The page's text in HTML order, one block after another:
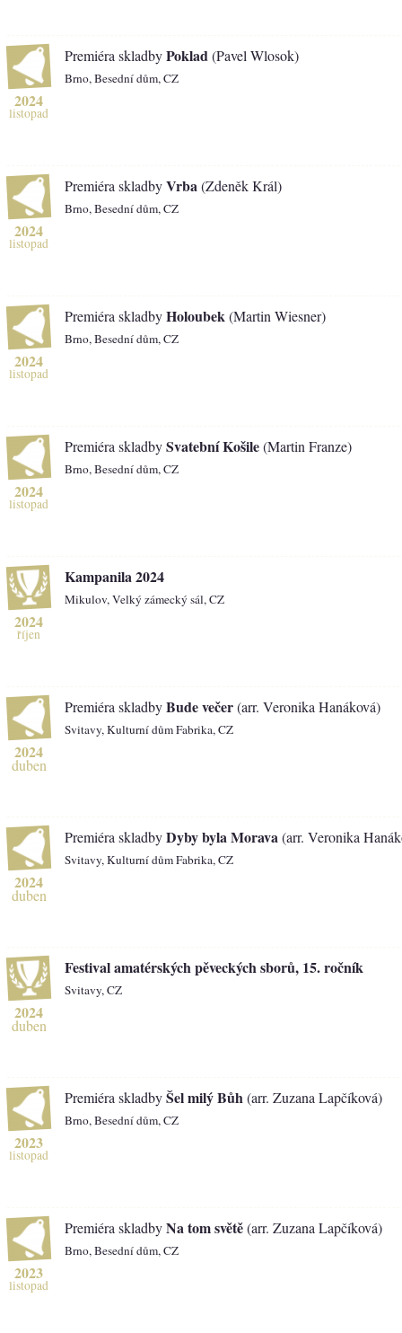
2024
listopad
Premiéra skladbyPoklad (Pavel Wlosok)
Brno, Besední dům, CZ
2024
listopad
Premiéra skladbyVrba (Zdeněk Král)
Brno, Besední dům, CZ
2024
listopad
Premiéra skladbyHoloubek (Martin Wiesner)
Brno, Besední dům, CZ
2024
listopad
Premiéra skladbySvatební Košile(Martin Franze)
Brno, Besední dům, CZ
2024
říjen
Kampanila 2024
Mikulov, Velký zámecký sál, CZ
2024
duben
Premiéra skladbyBude večer(arr. Veronika Hanáková)
Svitavy, Kulturní dům Fabrika, CZ
2024
duben
Premiéra skladbyDyby byla Morava (arr. Veronika
Svitavy, Kulturní dům Fabrika, CZ
2024
duben
Festival amatérských pěveckých sborů, 15. ročník
Svitavy, CZ
2023
listopad
Premiéra skladbyŠel milý Bůh (arr. Zuzana Lapčíková)
Brno, Besední dům, CZ
2023
listopad
Premiéra skladbyNa tom světě(arr. Zuzana Lapčíková)
Brno, Besední dům, CZ